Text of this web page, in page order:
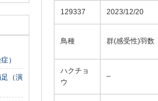
129337 2023/12/20
鳥種 群(感受性)羽数
ハクチョ
ウ
–
）
足（演